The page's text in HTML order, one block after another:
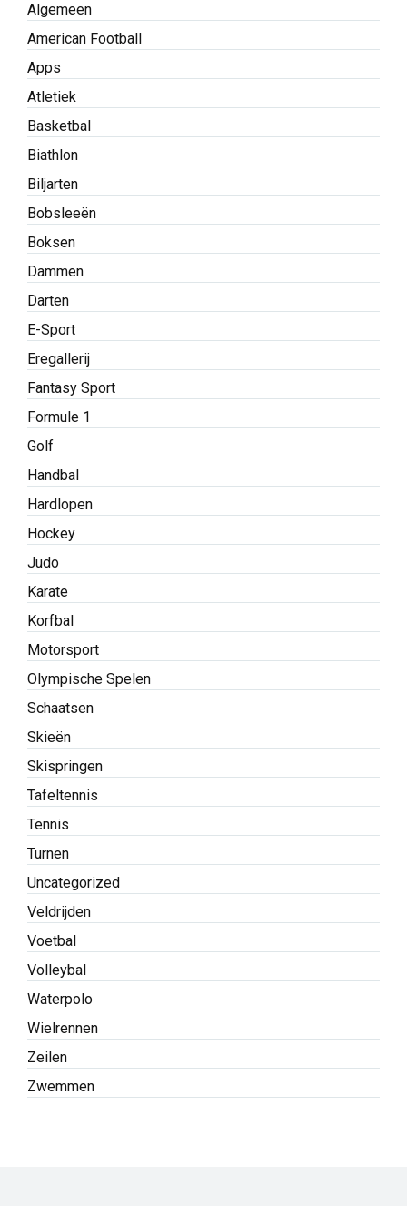
Algemeen
American Football
Apps
Atletiek
Basketbal
Biathlon
Biljarten
Bobsleeën
Boksen
Dammen
Darten
E-Sport
Eregallerij
Fantasy Sport
Formule 1
Golf
Handbal
Hardlopen
Hockey
Judo
Karate
Korfbal
Motorsport
Olympische Spelen
Schaatsen
Skieën
Skispringen
Tafeltennis
Tennis
Turnen
Uncategorized
Veldrijden
Voetbal
Volleybal
Waterpolo
Wielrennen
Zeilen
Zwemmen